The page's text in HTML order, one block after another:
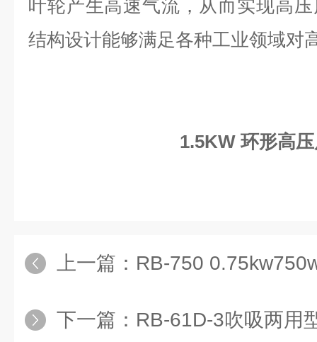
叶轮产生高速气流，从而实现高
结构设计能够满足各种工业领域对
1.5KW 环形高
上一篇： RB-750 0.75kw750w
下一篇： RB-61D-3吹吸两用型配套